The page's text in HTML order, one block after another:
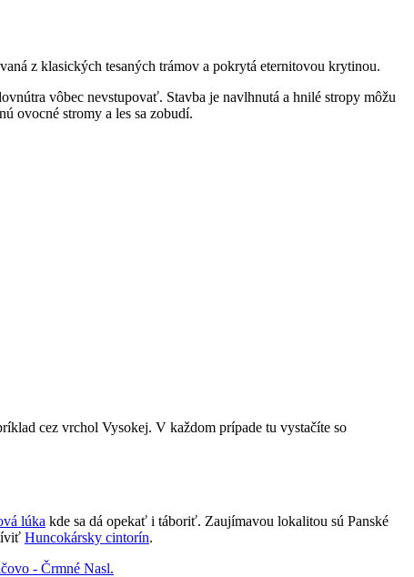
z klasických tesaných trámov a pokrytá eternitovou krytinou.
vôbec nevstupovať. Stavba je navlhnutá a hnilé stropy môžu
ovocné stromy a les sa zobudí.
cez vrchol Vysokej. V každom prípade tu vystačíte so
lúka kde sa dá opekať i táboriť. Zaujímavou lokalitou sú Panské
Huncokársky cintorín.
- Črmné Nasl.